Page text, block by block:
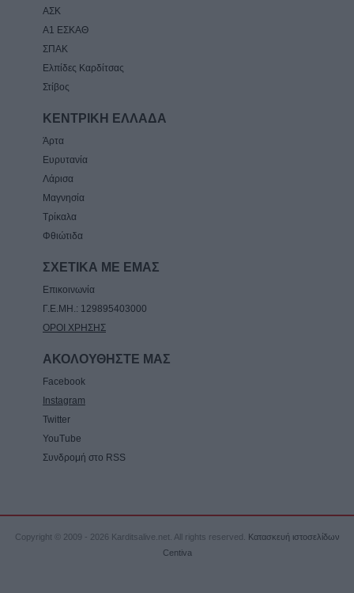
ΑΣΚ
Α1 ΕΣΚΑΘ
ΣΠΑΚ
Ελπίδες Καρδίτσας
Στίβος
ΚΕΝΤΡΙΚΗ ΕΛΛΑΔΑ
Άρτα
Ευρυτανία
Λάρισα
Μαγνησία
Τρίκαλα
Φθιώτιδα
ΣΧΕΤΙΚΑ ΜΕ ΕΜΑΣ
Επικοινωνία
Γ.Ε.ΜΗ.: 129895403000
ΟΡΟΙ ΧΡΗΣΗΣ
ΑΚΟΛΟΥΘΗΣΤΕ ΜΑΣ
Facebook
Instagram
Twitter
YouTube
Συνδρομή στο RSS
Copyright © 2009 - 2026 Karditsalive.net. All rights reserved. Κατασκευή ιστοσελίδων
Centiva